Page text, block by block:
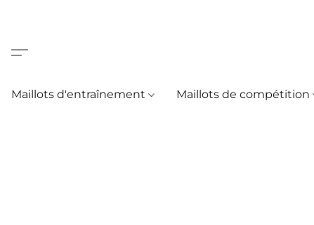
Maillots d'entraînement Maillots de compétition